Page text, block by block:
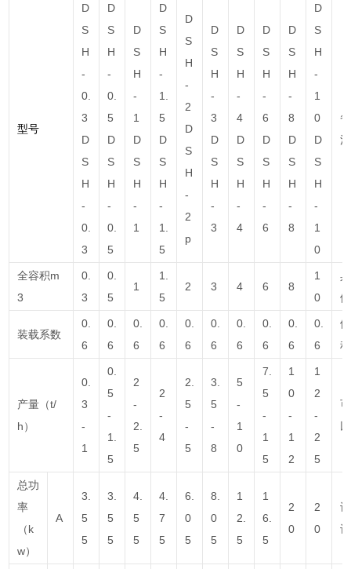
型号
D
S
H
-
0.
3
D
S
H
-
0.
3
D
S
H
-
0.
5
D
S
H
-
0.
5
D
S
H
-
1
D
S
H
-
1
D
S
H
-
1.
5
D
S
H
-
1.
5
D
S
H
-
2
D
S
H
-
2
p
D
S
H
-
3
D
S
H
-
3
D
S
H
-
4
D
S
H
-
4
D
S
H
-
6
D
S
H
-
6
D
S
H
-
8
D
S
H
-
8
D
S
H
-
1
0
D
S
H
-
1
0
备
注
全容积m
3
0.
3
0.
5
1
1.
5
2 3 4 6 8
1
0
具
体
装载系数
0.
6
0.
6
0.
6
0.
6
0.
6
0.
6
0.
6
0.
6
0.
6
0.
6
体
积
产量（t/
h）
0.
3
-
1
0.
5
-
1.
5
2
-
2.
5
2
-
4
2.
5
-
5
3.
5
-
8
5
-
1
0
7.
5
-
1
5
1
0
-
1
2
1
2
-
2
5
可
以
总功
率
（k
w）
A
3.
5
5
3.
5
5
4.
5
5
4.
7
5
6.
0
5
8.
0
5
1
2.
5
1
6.
5
2
0
2
0
设
计